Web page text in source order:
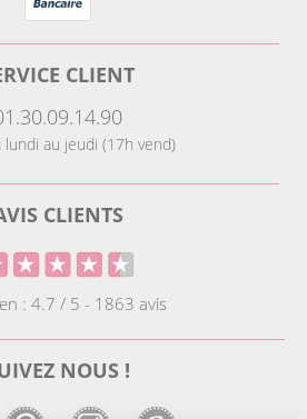
CLIENT
lundi au jeudi (17h vend)
CLIENTS
: 4.7 / 5 - 1863 avis
NOUS !